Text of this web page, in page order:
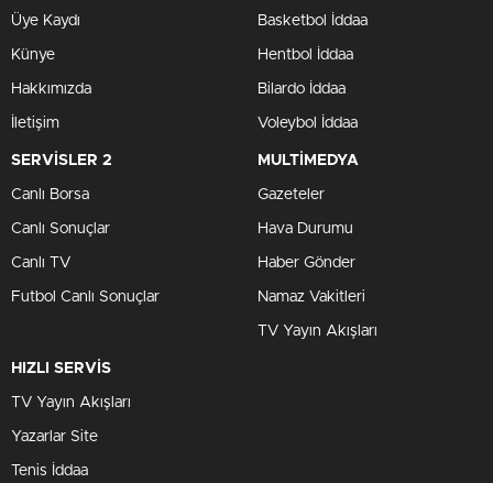
Üye Kaydı
Künye
Hakkımızda
İletişim
Basketbol İddaa
Hentbol İddaa
Bilardo İddaa
Voleybol İddaa
SERVİSLER 2
Canlı Borsa
Canlı Sonuçlar
Canlı TV
Futbol Canlı Sonuçlar
MULTİMEDYA
Gazeteler
Hava Durumu
Haber Gönder
Namaz Vakitleri
TV Yayın Akışları
HIZLI SERVİS
TV Yayın Akışları
Yazarlar Site
Tenis İddaa